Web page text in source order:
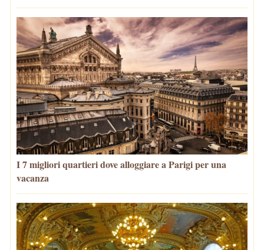
I 7 migliori quartieri dove alloggiare a Parigi per una
vacanza